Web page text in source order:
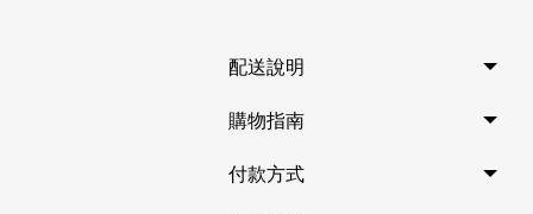
配送說明
購物指南
付款方式